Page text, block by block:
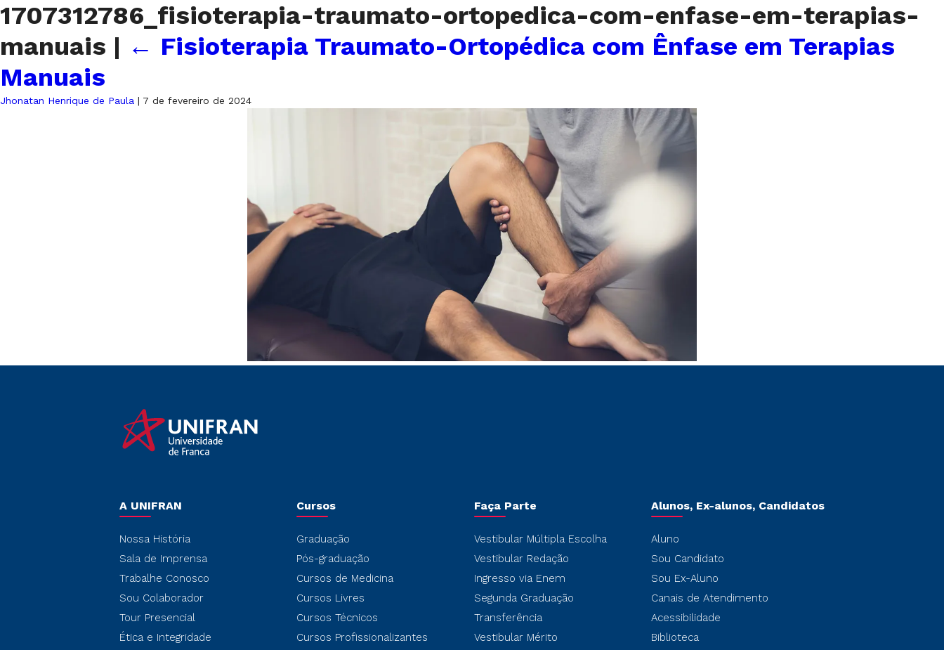
1707312786_fisioterapia-traumato-ortopedica-com-enfase-em-terapias-
manuais | ← Fisioterapia Traumato-Ortopédica com Ênfase em Terapias
Manuais
Jhonatan Henrique de Paula | 7 de fevereiro de 2024
A UNIFRAN
Nossa História
Sala de Imprensa
Trabalhe Conosco
Sou Colaborador
Tour Presencial
Ética e Integridade
Cursos
Graduação
Pós-graduação
Cursos de Medicina
Cursos Livres
Cursos Técnicos
Cursos Profissionalizantes
Faça Parte
Vestibular Múltipla Escolha
Vestibular Redação
Ingresso via Enem
Segunda Graduação
Transferência
Vestibular Mérito
Alunos, Ex-alunos, Candidatos
Aluno
Sou Candidato
Sou Ex-Aluno
Canais de Atendimento
Acessibilidade
Biblioteca